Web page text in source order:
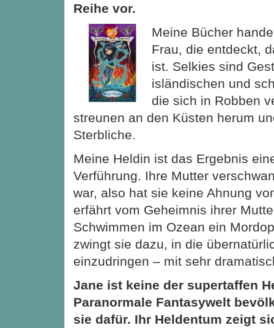
Reihe vor.
Meine Bücher
Frau, die entdeckt,
ist. Selkies sind
isländischen und
die sich in Robben
streunen an den Küsten herum
Sterbliche.
Meine Heldin ist das Ergebnis
Verführung. Ihre Mutter
war, also hat sie keine Ahnung
erfährt vom Geheimnis ihrer
Schwimmen im Ozean ein
zwingt sie dazu, in die
einzudringen – mit sehr
Jane ist keine der supertaffen
Paranormale Fantasywelt
sie dafür. Ihr Heldentum zeigt